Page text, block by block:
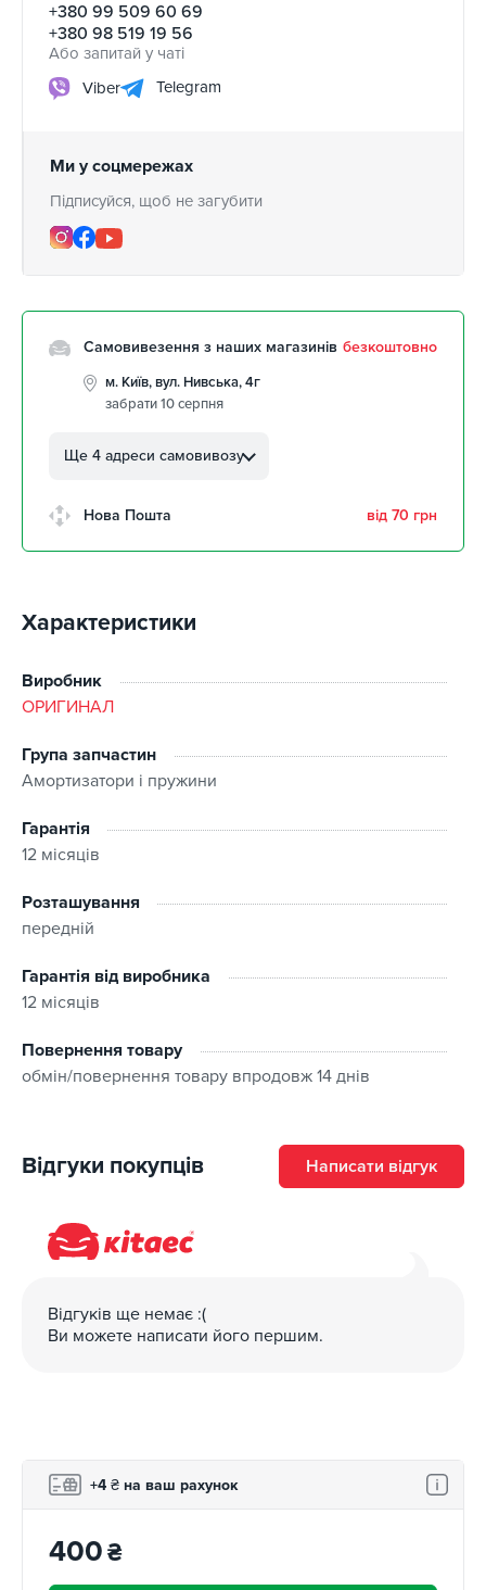
+380 99 509 60 69
+380 98 519 19 56
Або запитай у чаті
Viber
Telegram
Ми у соцмережах
Підписуйся, щоб не загубити
Самовивезення з наших магазинів безкоштовно
м. Київ, вул. Нивська, 4г
забрати 10 серпня
Автолюбителів, 8а
Клинцівський авторинок
м. Київ, вул. Остафія
Ще 4 адреси самовивозу
Нова Пошта від 70 грн
Характеристики
Виробник
ОРИГИНАЛ
Група запчастин
Амортизатори і пружини
Гарантія
12 місяців
Розташування
передній
Гарантія від виробника
12 місяців
Повернення товару
обмін/повернення товару впродовж 14 днів
Відгуки покупців Написати відгук
Відгуків ще немає :(
Ви можете написати його першим.
+4 ₴ на ваш рахунок
400₴